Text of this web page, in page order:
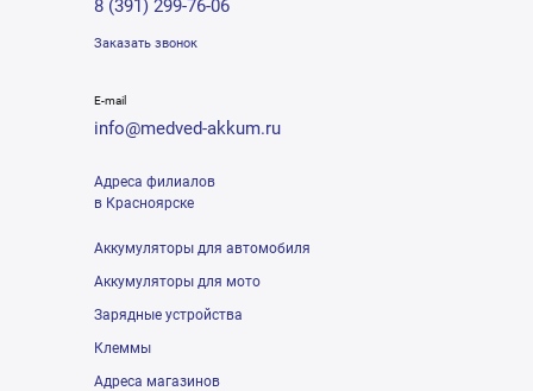
8 (391) 299-76-06
Заказать звонок
E-mail
info@medved-akkum.ru
Адреса филиалов
в Красноярске
Аккумуляторы для автомобиля
Аккумуляторы для мото
Зарядные устройства
Клеммы
Адреса магазинов